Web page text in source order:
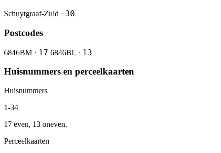
Schuytgraaf-Zuid · 30
Postcodes
6846BM · 17 6846BL · 13
Huisnummers en perceelkaarten
Huisnummers
1-34
17 even, 13 oneven.
Perceelkaarten